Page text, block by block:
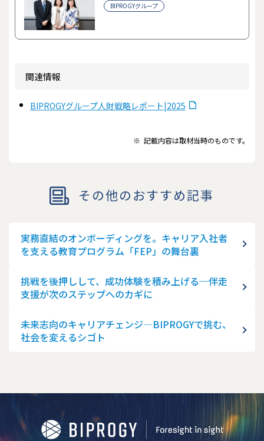
BIPROGYグループ
関連情報
BIPROGYグループ人財戦略レポート|2025
※ 記載内容は取材当時のものです。
その他のおすすめ記事
実務直結のオンボーディングを。キャリア入社者
を支える教育プログラム「FEP」の舞台裏
挑戦を後押しして、成功体験を積み上げる─伴走
支援が次のステップへのカギに
未来志向のキャリアチェンジ―BIPROGYで挑む、
社会を変えるシゴト